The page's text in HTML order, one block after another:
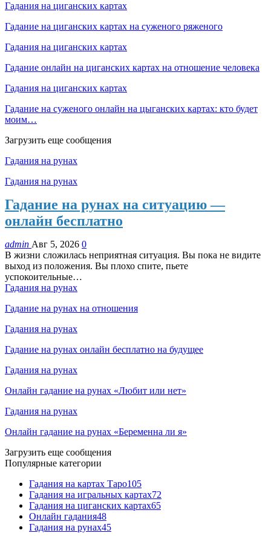
Гадания на циганских картах
Гадание на циганских картах на суженого ряженого
Гадания на циганских картах
Гадание онлайн на циганских картах на отношение человека
Гадания на циганских картах
Гадание на суженого онлайн на цыганских картах: кто будет
моим…
Загрузить еще сообщения
Гадания на рунах
Гадания на рунах
Гадание на рунах на ситуацию —
онлайн бесплатно
admin Авг 5, 2026 0
В жизни сложилась неприятная ситуация. Вы пока не видите
выход из положения. Вы плохо спите, пьете
успокоительные…
Гадания на рунах
Гадание на рунах на отношения
Гадания на рунах
Гадание на рунах онлайн бесплатно на будущее
Гадания на рунах
Онлайн гадание на рунах «Любит или нет»
Гадания на рунах
Онлайн гадание на рунах «Беременна ли я»
Загрузить еще сообщения
Популярные категории
Гадания на картах Таро105
Гадания на игральных картах72
Гадания на циганских картах65
Онлайн гадания48
Гадания на рунах45